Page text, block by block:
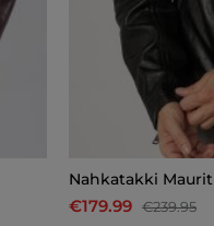
Nahkatakki
€179.99 €239.95